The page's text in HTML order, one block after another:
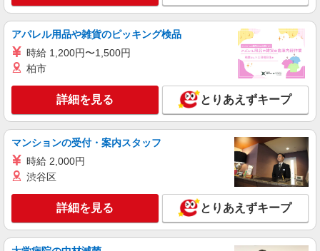
キープ 詳細を見る
派遣社員
株式会社テクノ・サービス/お仕事No/0908782
時給1300円交通費全額支給
大阪府堺市美原区 ＊車・バイク通勤OK
キープ 詳細を見る
派遣社員 紹介予定派遣
消火器製造の機械オペレーター
時給1530円 ＋交通費規定支給 ＋家族手当（世
帯主・配偶者・子ども） ★基本月収例：249,000
円 （時給1,530円×実働7時間45分×月21日勤務の
アパレル用品や雑貨のピッキング検品
時給 1,200円〜1,500円
柏市
詳細を見る とりあえずキープ
マンションの受付・案内スタッフ
時給 2,000円
渋谷区
詳細を見る とりあえずキープ